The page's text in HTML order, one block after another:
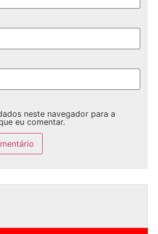
neste navegador para a
eu comentar.